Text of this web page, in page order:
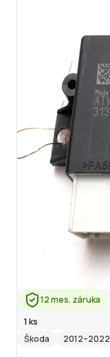
12 mes. záruka
1 ks
Škoda
2012–2022